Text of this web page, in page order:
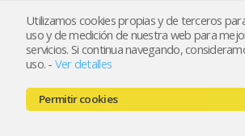
Utilizamos cookies propias y de terceros
uso y de medición de nuestra web para
servicios. Si continua navegando,
uso. - Ver detalles
Permitir cookies
Registrarse Mi cuenta
666521122 //